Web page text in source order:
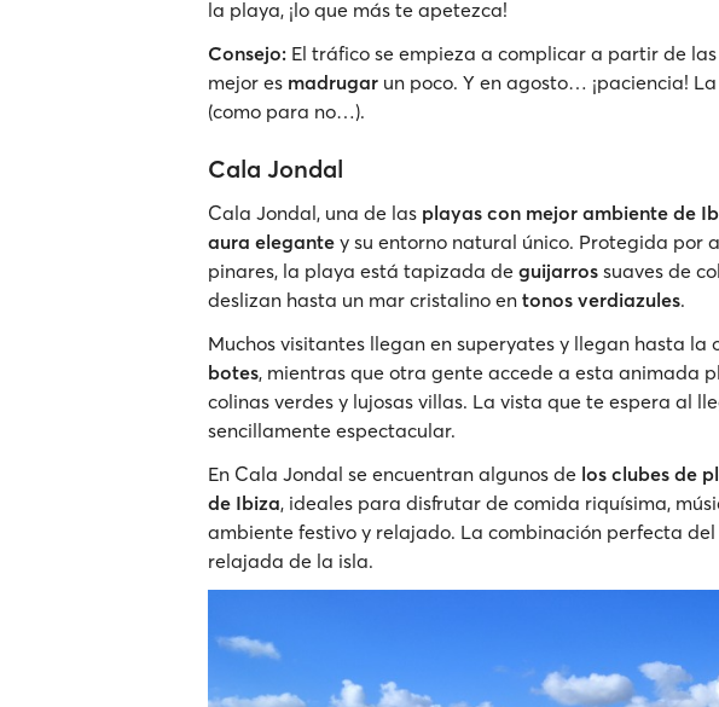
la playa, ¡lo que más te apetezca!
Consejo: El tráfico se empieza a complicar a partir de las
mejor es madrugar un poco. Y en agosto… ¡paciencia!
(como para no…).
Cala Jondal
Cala Jondal, una de las playas con mejor ambiente de
aura elegante y su entorno natural único. Protegida por
pinares, la playa está tapizada de guijarros suaves de
deslizan hasta un mar cristalino en tonos verdiazules.
Muchos visitantes llegan en superyates y llegan hasta la
botes, mientras que otra gente accede a esta animada
colinas verdes y lujosas villas. La vista que te espera al
sencillamente espectacular.
En Cala Jondal se encuentran algunos de los clubes de
de Ibiza, ideales para disfrutar de comida riquísima,
ambiente festivo y relajado. La combinación perfecta
relajada de la isla.